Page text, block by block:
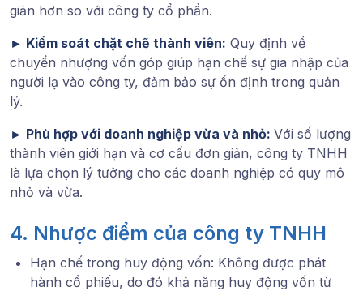
giản hơn so với công ty cổ phần.
► Kiểm soát chặt chẽ thành viên: Quy định về
chuyển nhượng vốn góp giúp hạn chế sự gia nhập của
người lạ vào công ty, đảm bảo sự ổn định trong quản
lý.
► Phù hợp với doanh nghiệp vừa và nhỏ: Với số lượng
thành viên giới hạn và cơ cấu đơn giản, công ty TNHH
là lựa chọn lý tưởng cho các doanh nghiệp có quy mô
nhỏ và vừa.
4. Nhược điểm của công ty TNHH
Hạn chế trong huy động vốn: Không được phát
hành cổ phiếu, do đó khả năng huy động vốn từ